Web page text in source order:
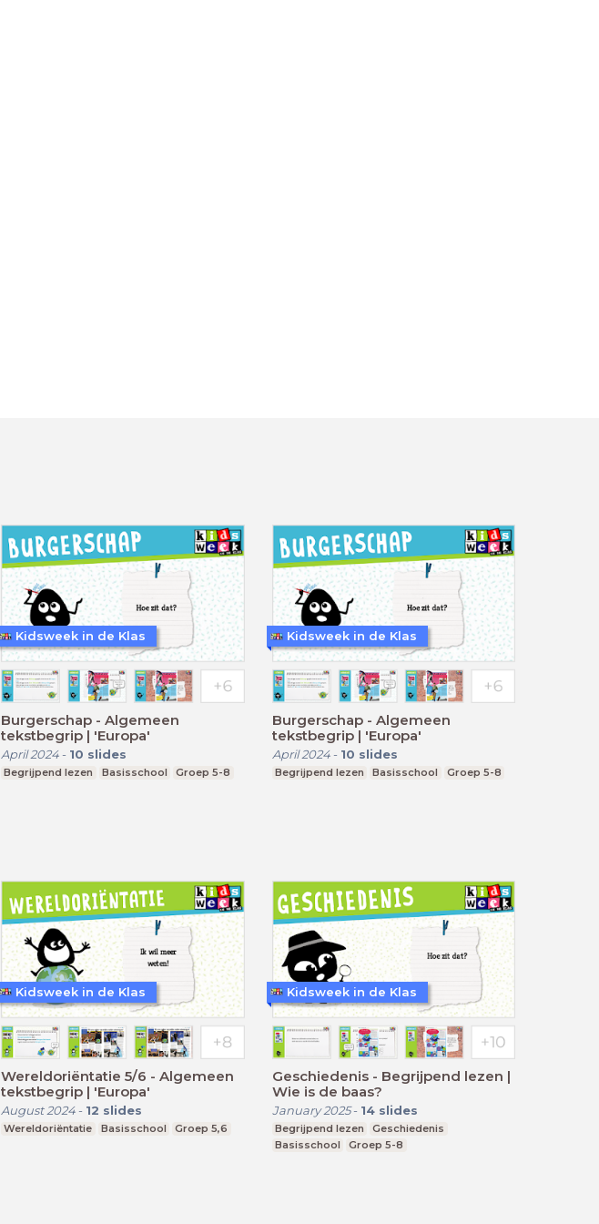
Burgerschap - Algemeen
tekstbegrip | 'Europa'
April 2024- 10 slides
Begrijpend lezen Basisschool Groep 5-8
Kidsweek in de Klas
Burgerschap - Algemeen
tekstbegrip | 'Europa'
April 2024- 10 slides
Begrijpend lezen Basisschool Groep 5-8
Kidsweek in de Klas
Wereldoriëntatie 5/6 - Algemeen
tekstbegrip | 'Europa'
August 2024- 12 slides
Wereldoriëntatie Basisschool Groep 5,6
Kidsweek in de Klas
Geschiedenis - Begrijpend lezen |
Wie is de baas?
January 2025- 14 slides
Begrijpend lezen
Geschiedenis
Basisschool
Groep 5-8
Kidsweek in de Klas